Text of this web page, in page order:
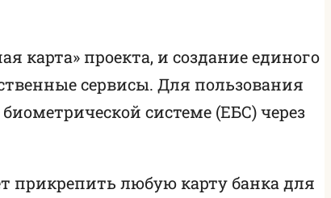
карта» проекта, и создание единого
сервисы. Для пользования
системе (ЕБС) через
прикрепить любую карту банка для